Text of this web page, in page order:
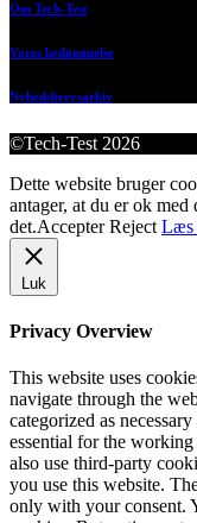
Om Tech-Test
Vores bedømmelse
Nyhedsbrevsarkiv
©Tech-Test 2026
Dette website bruger
antager, at du er ok
det.Accepter Reject Læs
Luk
Privacy Overview
This website uses
navigate through the
categorized as
essential for the
also use third-party
you use this website.
only with your consent.